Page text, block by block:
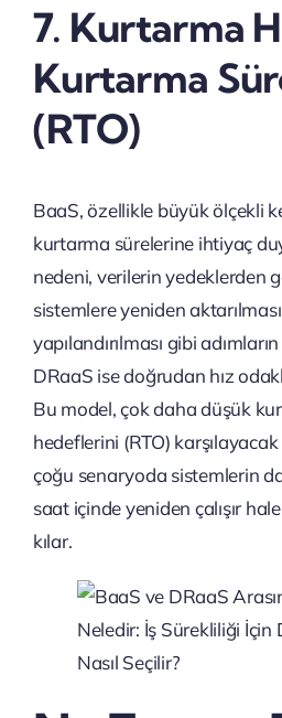
7. Kurtarma
Kurtarma
(RTO)
BaaS, özellikle büyük ölçekli
kurtarma sürelerine ihtiyaç
nedeni, verilerin yedeklerden
sistemlere yeniden
yapılandırılması gibi
DRaaS ise doğrudan hız
Bu model, çok daha düşük
hedeflerini (RTO)
çoğu senaryoda sistemlerin
saat içinde yeniden çalışır
kılar.